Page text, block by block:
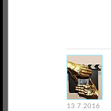
13.7.2016